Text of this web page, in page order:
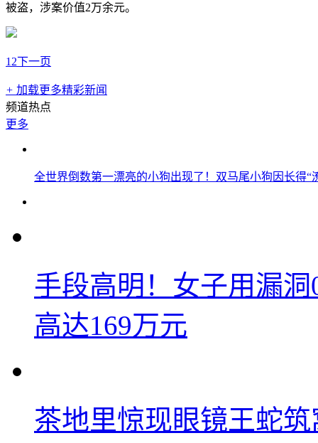
被盗，涉案价值2万余元。
1 2下一页
+ 加载更多精彩新闻
频道热点
更多
全世界倒数第一漂亮的小狗出现了！双马尾小狗因长得“
手段高明！女子用漏
高达169万元
茶地里惊现眼镜王蛇